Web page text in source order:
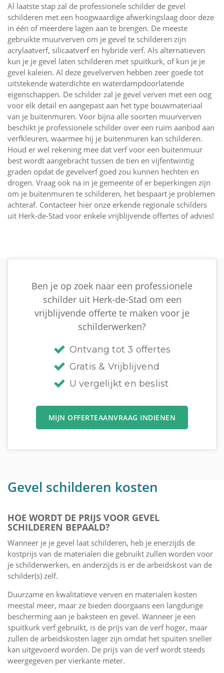
Al laatste stap zal de professionele schilder de gevel
schilderen met een hoogwaardige afwerkingslaag door deze
in één of meerdere lagen aan te brengen. De meeste
gebruikte muurverven om je gevel te schilderen zijn
acrylaatverf, silicaatverf en hybride verf. Als alternatieven
kun je je gevel laten schilderen met spuitkurk, of kun je je
gevel kaleien. Al deze gevelverven hebben zeer goede tot
uitstekende waterdichte en waterdampdoorlatende
eigenschappen. De schilder zal je gevel verven met een oog
voor elk detail en aangepast aan het type bouwmateriaal
van je buitenmuren. Voor bijna alle soorten muurverven
beschikt je professionele schilder over een ruim aanbod aan
verfkleuren, waarmee hij je buitenmuren kan schilderen.
Houd er wel rekening mee dat verf voor een buitenmuur
best wordt aangebracht tussen de tien en vijfentwintig
graden opdat de gevelverf goed zou kunnen hechten en
drogen. Vraag ook na in je gemeente of er beperkingen zijn
om je buitenmuren te schilderen, het bespaart je problemen
achteraf. Contacteer hier onze erkende regionale schilders
uit Herk-de-Stad voor enkele vrijblijvende offertes of advies!
Ben je op zoek naar een professionele
schilder uit Herk-de-Stad om een
vrijblijvende offerte te maken voor je
schilderwerken?
Ontvang tot 3 offertes
Gratis & Vrijblijvend
U vergelijkt en beslist
MIJN OFFERTEAANVRAAG INDIENEN
Gevel schilderen kosten
HOE WORDT DE PRIJS VOOR GEVEL
SCHILDEREN BEPAALD?
Wanneer je je gevel laat schilderen, heb je enerzijds de
kostprijs van de materialen die gebruikt zullen worden voor
je schilderwerken, en anderzijds is er de arbeidskost van de
schilder(s) zelf.
Duurzame en kwalitatieve verven en materialen kosten
meestal meer, maar ze bieden doorgaans een langdurige
bescherming aan je baksteen en gevel. Wanneer je een
spuitkurk verf gebruikt, is de prijs van de verf hoger, maar
zullen de arbeidskosten lager zijn omdat het spuiten sneller
kan uitgevoerd worden. De prijs van de verf wordt steeds
weergegeven per vierkante meter.